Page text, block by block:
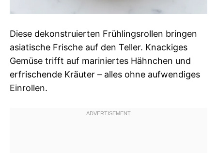
Diese dekonstruierten Frühlingsrollen bringen
asiatische Frische auf den Teller. Knackiges
Gemüse trifft auf mariniertes Hähnchen und
erfrischende Kräuter – alles ohne aufwendiges
Einrollen.